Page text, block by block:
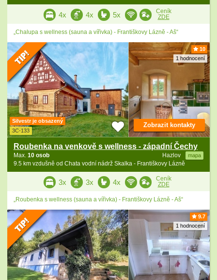
4x 4x 5x
Ceník
ZDE
„Chalupa s wellness (sauna a vířivka) - Františkovy Lázně - Aš“
10
1 hodnocení
Silvestr je obsazený
3C-133
Roubenka na venkově s wellness - západní Čechy
Hazlov mapa
Max. 10 osob
9.5 km vzdušně od Chata vodní nádrž Skalka - Františkovy Lázně
Zobrazit kontakty
3x 3x 4x
Ceník
ZDE
„Roubenka s wellness (sauna a vířivka) - Františkovy Lázně - Aš“
9.7
1 hodnocení